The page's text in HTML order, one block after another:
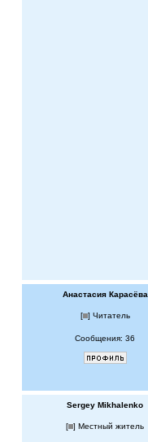
Анастасия Карасёва
[ ] Читатель
Сообщения: 36
Sergey Mikhalenko
[ ] Местный житель